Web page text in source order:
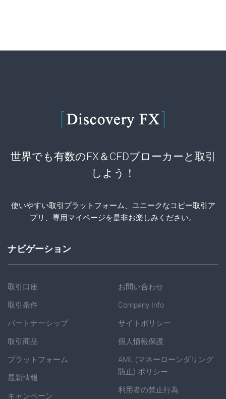
世界でも有数のFX＆CFDブローカーと取引
しよう！
使いやすい取引プラットフォーム、ユニークなコピー取引ア
プリ、専用マイページを是非お楽しみください。
ナビゲーション
取引口座
取引条件
パートナーシップ
取引商品
プラットフォーム
最新情報
キャンペーン
お問い合わせ
Company Info
サイトポリシー
個人情報保護
AML (マネーローンダリング
防止) ポリシー
利用者の禁止行為